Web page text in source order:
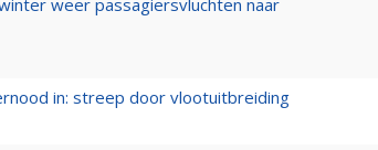
in: streep door vlootuitbreiding